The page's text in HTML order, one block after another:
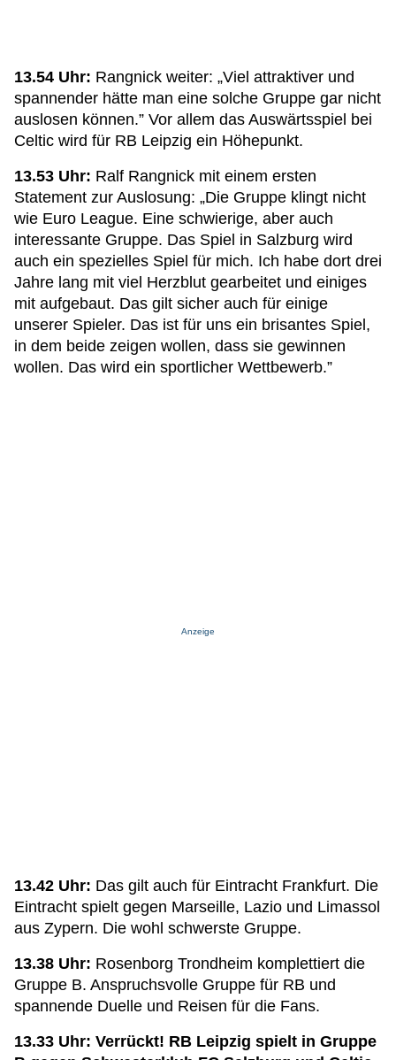
13.54 Uhr: Rangnick weiter: „Viel attraktiver und
spannender hätte man eine solche Gruppe gar nicht
auslosen können.” Vor allem das Auswärtsspiel bei
Celtic wird für RB Leipzig ein Höhepunkt.
13.53 Uhr: Ralf Rangnick mit einem ersten
Statement zur Auslosung: „Die Gruppe klingt nicht
wie Euro League. Eine schwierige, aber auch
interessante Gruppe. Das Spiel in Salzburg wird
auch ein spezielles Spiel für mich. Ich habe dort drei
Jahre lang mit viel Herzblut gearbeitet und einiges
mit aufgebaut. Das gilt sicher auch für einige
unserer Spieler. Das ist für uns ein brisantes Spiel,
in dem beide zeigen wollen, dass sie gewinnen
wollen. Das wird ein sportlicher Wettbewerb.”
Anzeige
13.42 Uhr: Das gilt auch für Eintracht Frankfurt. Die
Eintracht spielt gegen Marseille, Lazio und Limassol
aus Zypern. Die wohl schwerste Gruppe.
13.38 Uhr: Rosenborg Trondheim komplettiert die
Gruppe B. Anspruchsvolle Gruppe für RB und
spannende Duelle und Reisen für die Fans.
13.33 Uhr: Verrückt! RB Leipzig spielt in Gruppe